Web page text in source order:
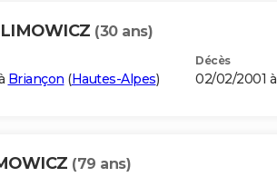
(30 ans)
Briançon (Hautes-Alpes)
Décès
02/02/2001 à
(79 ans)